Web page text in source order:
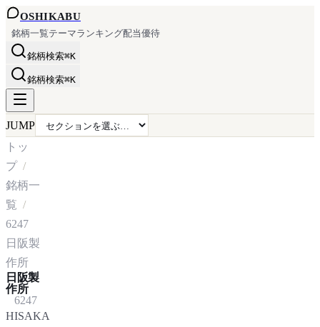
OSHIKABU
銘柄一覧テーマランキング配当優待
銘柄検索⌘K
銘柄検索⌘K
JUMP
トッ
プ
銘柄一
覧
6247
日阪製
作所
日阪製
作所
6247
HISAKA